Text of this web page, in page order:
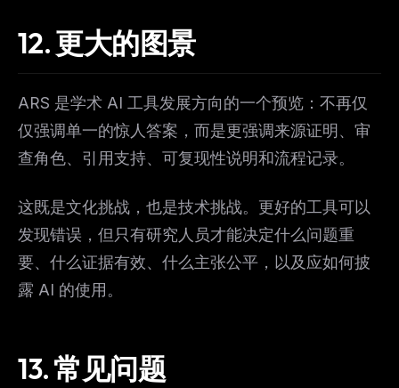
12.更大的图景
ARS 是学术 AI 工具发展方向的一个预览：不再仅
仅强调单一的惊人答案，而是更强调来源证明、审
查角色、引用支持、可复现性说明和流程记录。
这既是文化挑战，也是技术挑战。更好的工具可以
发现错误，但只有研究人员才能决定什么问题重
要、什么证据有效、什么主张公平，以及应如何披
露 AI 的使用。
13.常见问题